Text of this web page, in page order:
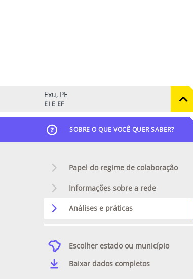
Exu, PE
EI E EF
SOBRE O QUE VOCÊ QUER SABER?
Papel do regime de colaboração
Informações sobre a rede
Análises e práticas
Escolher estado ou município
Baixar dados completos